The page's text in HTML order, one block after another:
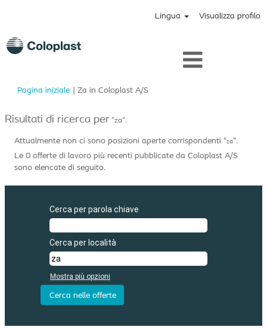
Lingua Visualizza profilo
Pagina iniziale | Za in Coloplast A/S(pagina
Risultati di ricerca per"za".
Attualmente non ci sono posizioni aperte corrispondenti "za".
Le 0 offerte di lavoro più recenti pubblicate da Coloplast A/S
sono elencate di seguito.
Cerca per parola chiave
Cerca per località
Mostra più opzioni